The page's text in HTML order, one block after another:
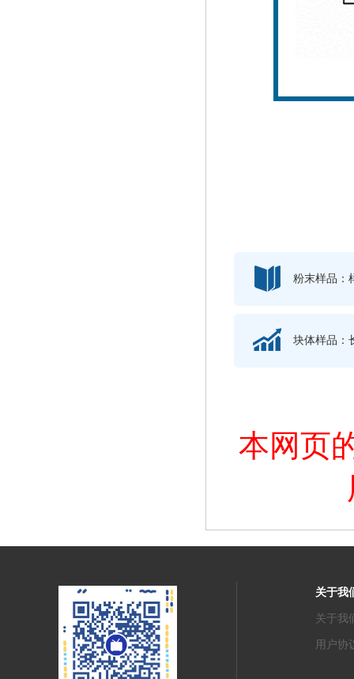
粉末样品：
块体样品：
本网页
关于我
关于我
用户协